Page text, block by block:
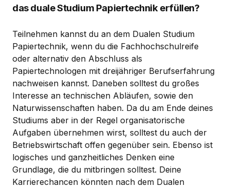
das duale Studium Papiertechnik erfüllen?
Teilnehmen kannst du an dem Dualen Studium
Papiertechnik, wenn du die Fachhochschulreife
oder alternativ den Abschluss als
Papiertechnologen mit dreijähriger Berufserfahrung
nachweisen kannst. Daneben solltest du großes
Interesse an technischen Abläufen, sowie den
Naturwissenschaften haben. Da du am Ende deines
Studiums aber in der Regel organisatorische
Aufgaben übernehmen wirst, solltest du auch der
Betriebswirtschaft offen gegenüber sein. Ebenso ist
logisches und ganzheitliches Denken eine
Grundlage, die du mitbringen solltest. Deine
Karrierechancen könnten nach dem Dualen